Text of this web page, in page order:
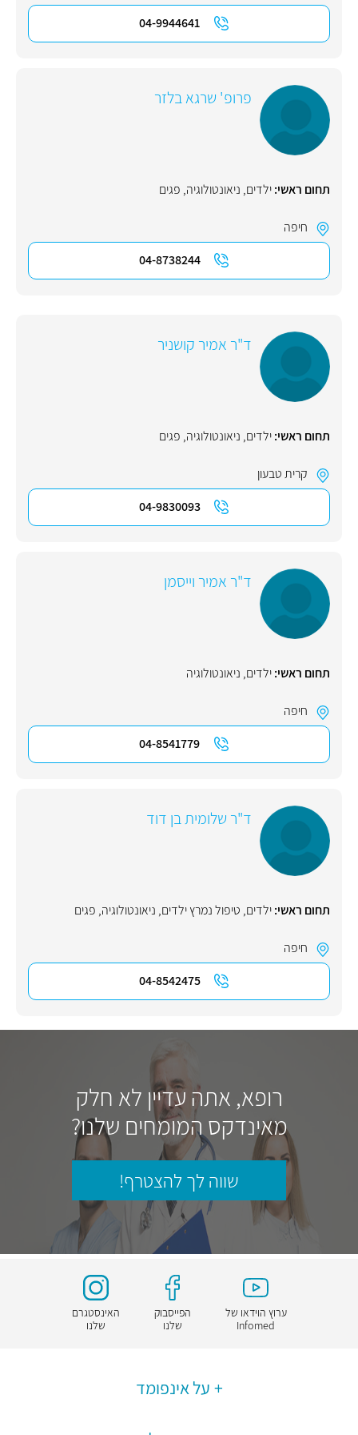
04-9944641
פרופ' שרגא בלזר
תחום ראשי:ילדים, ניאונטולוגיה, פגים
חיפה
04-8738244
ד"ר אמיר קושניר
תחום ראשי:ילדים, ניאונטולוגיה, פגים
קרית טבעון
04-9830093
ד"ר אמיר וייסמן
תחום ראשי:ילדים, ניאונטולוגיה
חיפה
04-8541779
ד"ר שלומית בן דוד
תחום ראשי:ילדים, טיפול נמרץ ילדים, ניאונטולוגיה, פגים
חיפה
04-8542475
רופא, אתה עדיין לא חלק
מאינדקס המומחים שלנו?
שווה לך להצטרף!
ערוץ הוידאו של
Infomed
הפייסבוק
שלנו
האינסטגרם
שלנו
על אינפומד